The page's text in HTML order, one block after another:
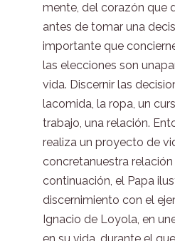
mente, del corazón que
antes de tomar una
importante que
las elecciones son
vida. Discernir las
lacomida, la ropa, un
trabajo, una relación.
realiza un proyecto de
concretanuestra
continuación, el Papa
discernimiento con el
Ignacio de Loyola, en